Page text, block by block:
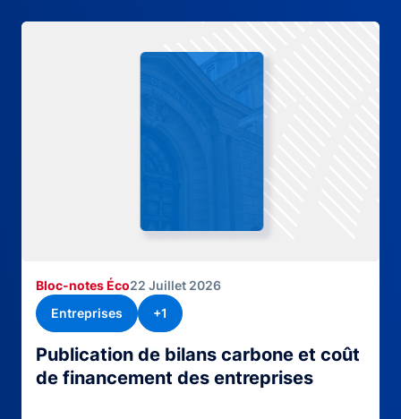
Publication de bilans carbone et coût
de financement des entreprises
Bloc-notes Éco22 Juillet 2026
Entreprises
+1